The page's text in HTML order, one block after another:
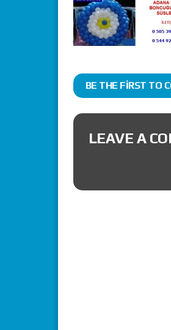
BE THE FIRST TO
LEAVE A